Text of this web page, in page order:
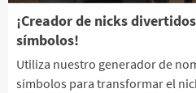
¡Creador de nicks
símbolos!
Utiliza nuestro generador de
símbolos para transformar el